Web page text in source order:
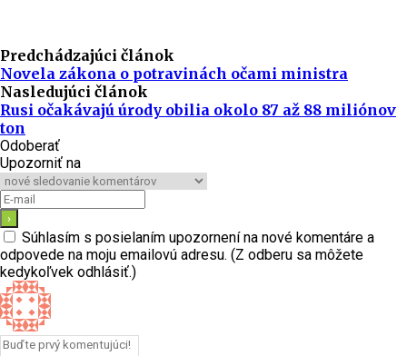
Predchádzajúci článok
Novela zákona o potravinách očami ministra
Nasledujúci článok
Rusi očakávajú úrody obilia okolo 87 až 88 miliónov
ton
Odoberať
Upozorniť na
Súhlasím s posielaním upozornení na nové komentáre a
odpovede na moju emailovú adresu. (Z odberu sa môžete
kedykoľvek odhlásiť.)